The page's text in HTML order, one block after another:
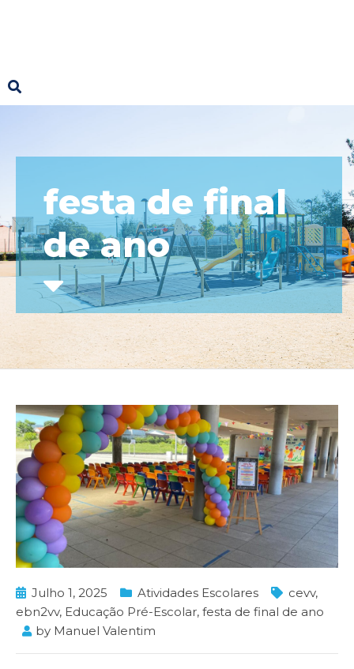
festa de final
de ano
Julho 1, 2025 Atividades Escolares cevv,
ebn2vv, Educação Pré-Escolar, festa de final de ano
by Manuel Valentim